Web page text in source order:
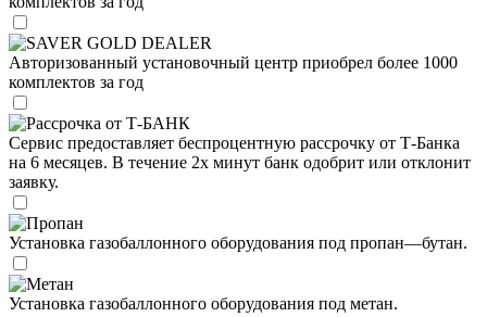
SAVER GOLD DEALER
Авторизованный установочный центр приобрел более 1000
комплектов за год
Рассрочка от Т-БАНК
Сервис предоставляет беспроцентную рассрочку от Т-Банка
на 6 месяцев. В течение 2х минут банк одобрит или отклонит
заявку.
Пропан
Установка газобаллонного оборудования под пропан—бутан.
Метан
Установка газобаллонного оборудования под метан.